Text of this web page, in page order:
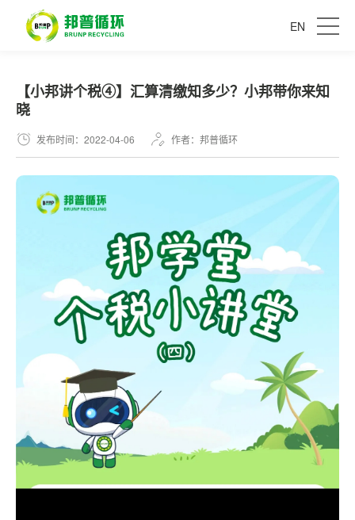
EN
【小邦讲个税④】汇算清缴知多少？小邦带你来知
晓
发布时间：2022-04-06 作者：邦普循环